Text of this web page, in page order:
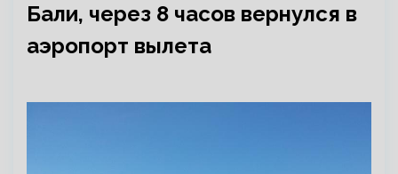
Бали, через 8 часов вернулся в
аэропорт вылета